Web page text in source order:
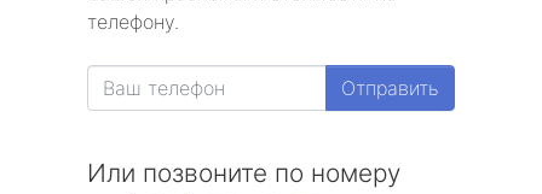
телефону.
Отправить
Или позвоните по номеру